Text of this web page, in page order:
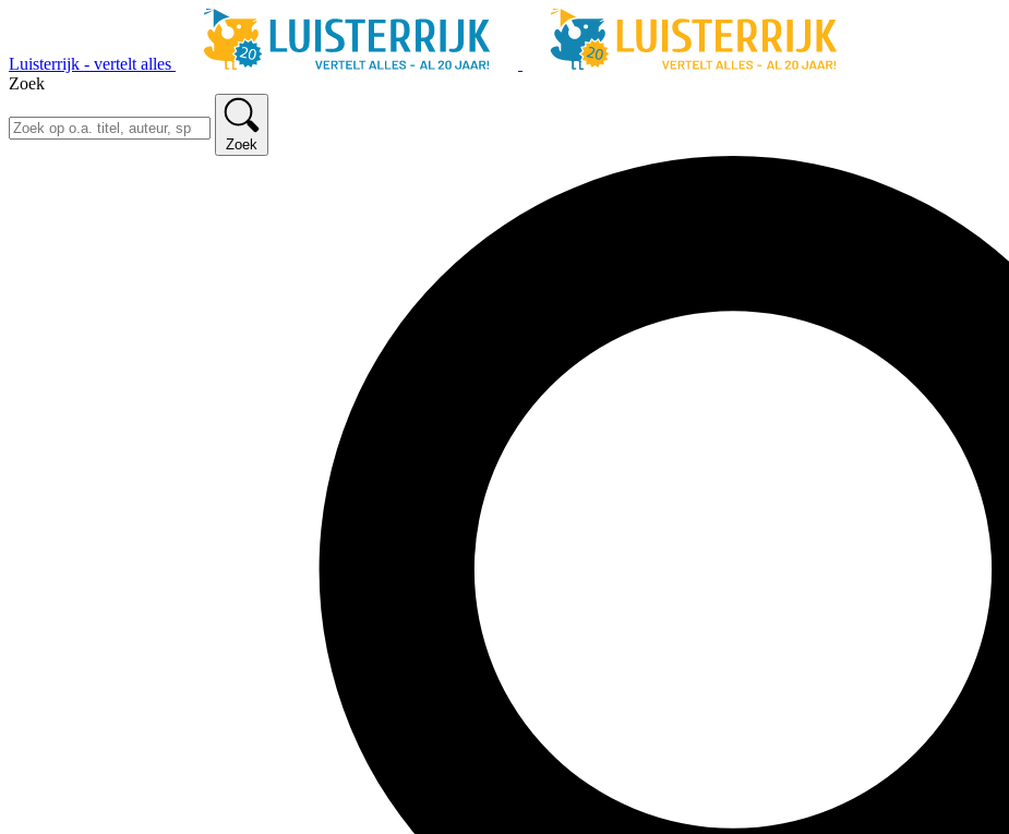
Luisterrijk - vertelt alles
Zoek
Zoek